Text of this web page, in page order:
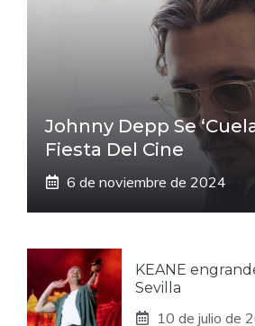
Johnny Depp Se
Fiesta Del Cine
6 de noviembre de 2024
KEANE
Sevilla
10 de julio de